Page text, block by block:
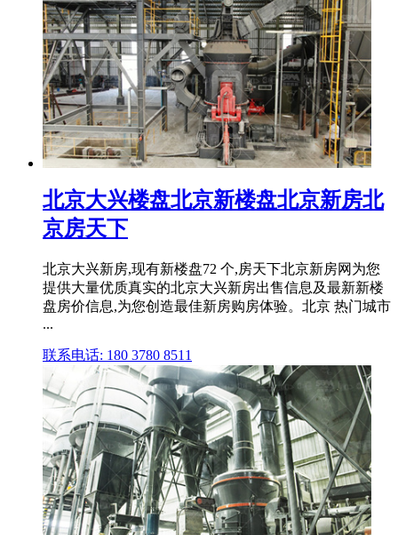
北京大兴楼盘北京新楼盘北京新房北
京房天下
北京大兴新房,现有新楼盘72 个,房天下北京新房网为您
提供大量优质真实的北京大兴新房出售信息及最新新楼
盘房价信息,为您创造最佳新房购房体验。北京 热门城市
...
联系电话: 180 3780 8511